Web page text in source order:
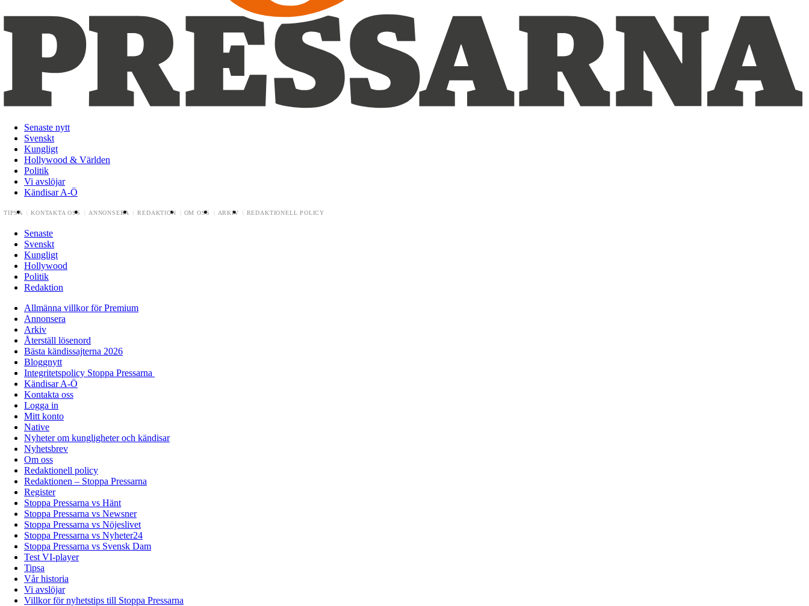
Senaste nytt
Svenskt
Kungligt
Hollywood & Världen
Politik
Vi avslöjar
Kändisar A-Ö
TIPSA KONTAKTA OSS ANNONSERA REDAKTION OM OSS ARKIV REDAKTIONELL POLICY
Senaste
Svenskt
Kungligt
Hollywood
Politik
Redaktion
Allmänna villkor för Premium
Annonsera
Arkiv
Återställ lösenord
Bästa kändissajterna 2026
Bloggnytt
Integritetspolicy Stoppa Pressarna
Kändisar A-Ö
Kontakta oss
Logga in
Mitt konto
Native
Nyheter om kungligheter och kändisar
Nyhetsbrev
Om oss
Redaktionell policy
Redaktionen – Stoppa Pressarna
Register
Stoppa Pressarna vs Hänt
Stoppa Pressarna vs Newsner
Stoppa Pressarna vs Nöjeslivet
Stoppa Pressarna vs Nyheter24
Stoppa Pressarna vs Svensk Dam
Test VI-player
Tipsa
Vår historia
Vi avslöjar
Villkor för nyhetstips till Stoppa Pressarna